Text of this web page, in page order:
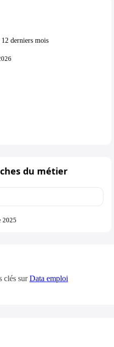
12 derniers mois
du métier
2025
clés surData emploi